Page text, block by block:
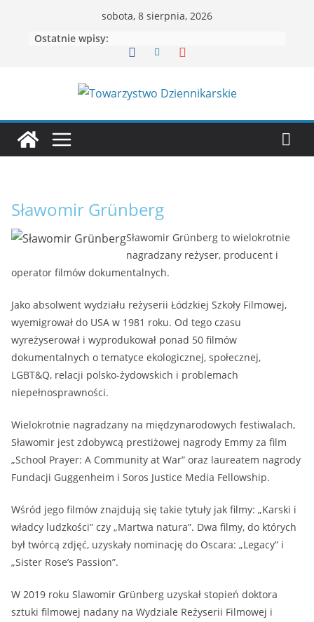
sobota, 8 sierpnia, 2026
Ostatnie wpisy:
Sławomir Grünberg
Sławomir Grünberg to wielokrotnie
nagradzany reżyser, producent i
operator filmów dokumentalnych.
Jako absolwent wydziału reżyserii Łódzkiej Szkoły Filmowej,
wyemigrował do USA w 1981 roku. Od tego czasu
wyreżyserował i wyprodukował ponad 50 filmów
dokumentalnych o tematyce ekologicznej, społecznej,
LGBT&Q, relacji polsko-żydowskich i problemach
niepełnosprawności.
Wielokrotnie nagradzany na międzynarodowych festiwalach,
Sławomir jest zdobywcą prestiżowej nagrody Emmy za film
„School Prayer: A Community at War” oraz laureatem nagrody
Fundacji Guggenheim i Soros Justice Media Fellowship.
Wśród jego filmów znajdują się takie tytuły jak filmy: „Karski i
władcy ludzkości” czy „Martwa natura”. Dwa filmy, do których
był twórcą zdjęć, uzyskały nominację do Oscara: „Legacy” i
„Sister Rose’s Passion”.
W 2019 roku Slawomir Grünberg uzyskał stopień doktora
sztuki filmowej nadany na Wydziale Reżyserii Filmowej i